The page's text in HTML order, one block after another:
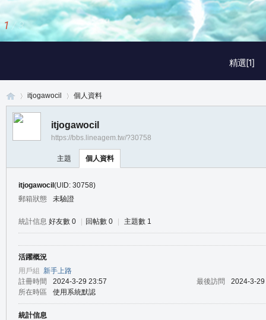
精選[1]
2 / 3
itjogawocil 個人資料
itjogawocil
https://bbs.lineagem.tw/?30758
主題 個人資料
itjogawocil (UID: 30758)
郵箱狀態
未驗證
統計信息 好友數 0 回帖數 0 主題數 1
活躍概況
用戶組 新手上路
註冊時間
2024-3-29 23:57 最後訪問
2024-3-
所在時區
使用系統默認
統計信息